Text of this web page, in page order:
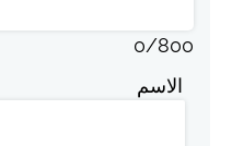
0/800
الاسم